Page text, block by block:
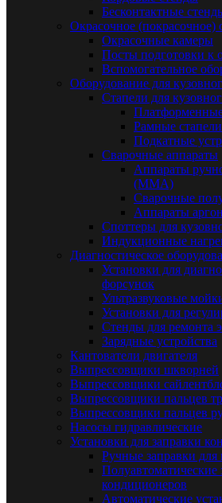
Бесконтактные
Окрасочное (покрасочное)
Окрасочные камеры
Посты подготовки к
Вспомогательное
Оборудование для
Стапели для
Рамные стапели
Подкатные
Сварочные аппараты
Аппараты
(MMA)
Сварочные
Аппараты
Споттеры для
Индукционные
Диагностическое
Установки для
форсунок
Ультразвуковые
Установки для
Стенды для ремонта
Зарядные устройства
Кантователи двигателя
Выпрессовщики шкворней
Выпрессовщики
Выпрессовщики пальцев
Выпрессовщики пальцев
Насосы гидравлические
Установки для заправки
Ручные заправки для
Полуавтоматические
кондиционеров
Автоматические